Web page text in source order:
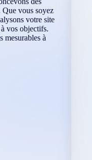
Que vous soyez
votre site
vos objectifs.
mesurables à